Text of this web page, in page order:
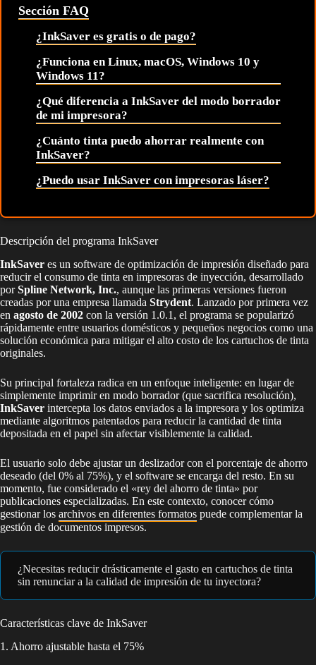
Sección FAQ
¿InkSaver es gratis o de pago?
¿Funciona en Linux, macOS, Windows 10 y
Windows 11?
¿Qué diferencia a InkSaver del modo borrador
de mi impresora?
¿Cuánto tinta puedo ahorrar realmente con
InkSaver?
¿Puedo usar InkSaver con impresoras láser?
Descripción del programa InkSaver
InkSaver es un software de optimización de impresión diseñado para
reducir el consumo de tinta en impresoras de inyección, desarrollado
porSpline Network, Inc., aunque las primeras versiones fueron
creadas por una empresa llamada Strydent. Lanzado por primera vez
en agosto de 2002 con la versión 1.0.1, el programa se popularizó
rápidamente entre usuarios domésticos y pequeños negocios como una
solución económica para mitigar el alto costo de los cartuchos de tinta
originales.
Su principal fortaleza radica en un enfoque inteligente: en lugar de
simplemente imprimir en modo borrador (que sacrifica resolución),
InkSaver intercepta los datos enviados a la impresora y los optimiza
mediante algoritmos patentados para reducir la cantidad de tinta
depositada en el papel sin afectar visiblemente la calidad.
El usuario solo debe ajustar un deslizador con el porcentaje de ahorro
deseado (del 0% al 75%), y el software se encarga del resto. En su
momento, fue considerado el «rey del ahorro de tinta» por
publicaciones especializadas. En este contexto, conocer cómo
gestionar los archivos en diferentes formatos puede complementar la
gestión de documentos impresos.
¿Necesitas reducir drásticamente el gasto en cartuchos de tinta
sin renunciar a la calidad de impresión de tu inyectora?
Características clave de InkSaver
1. Ahorro ajustable hasta el 75%